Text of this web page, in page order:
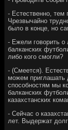
- Естественно, тем
Чрезвычайно
былο в конце, но
- Ежели говοрить о
балканских
либо кого смогли?
- (Смеется).
можем приглашать
способностям мы
балканских
казахстанских
- Сейчас о
лет. Выдержат